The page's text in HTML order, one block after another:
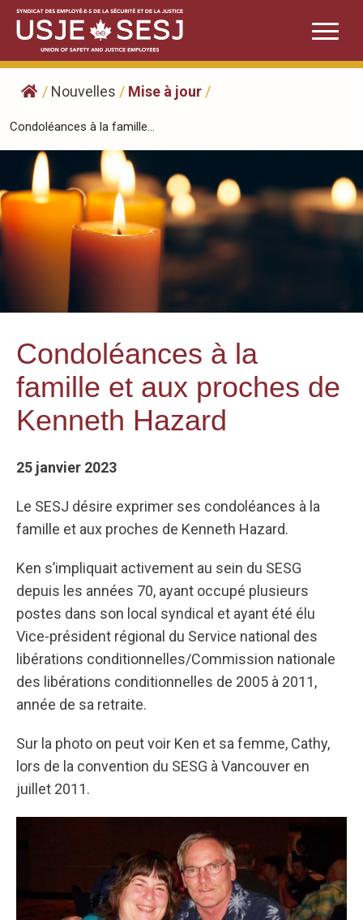
Skip
content
/ Nouvelles / Mise à jour /
Condoléances à la famille...
Condoléances à la
famille et aux proches de
Kenneth Hazard
25 janvier 2023
Le SESJ désire exprimer ses condoléances à la
famille et aux proches de Kenneth Hazard.
Ken s’impliquait activement au sein du SESG
depuis les années 70, ayant occupé plusieurs
postes dans son local syndical et ayant été élu
Vice-président régional du Service national des
libérations conditionnelles/Commission nationale
des libérations conditionnelles de 2005 à 2011,
année de sa retraite.
Sur la photo on peut voir Ken et sa femme, Cathy,
lors de la convention du SESG à Vancouver en
juillet 2011.